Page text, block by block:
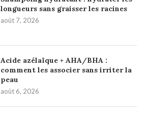
longueurs sans graisser les racines
août 7, 2026
Acide azélaïque + AHA/BHA :
comment les associer sans irriter la
peau
août 6, 2026